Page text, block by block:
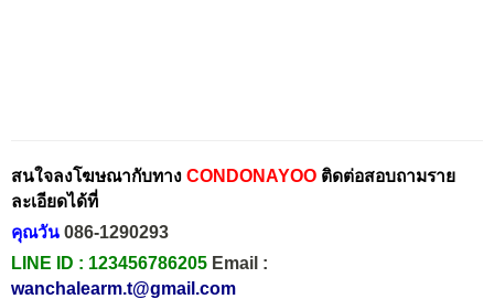
สนใจลงโฆษณากับทาง CONDONAYOO ติดต่อสอบถามราย
ละเอียดได้ที่
คุณวัน 086-1290293
LINE ID : 123456786205 Email :
wanchalearm.t@gmail.com